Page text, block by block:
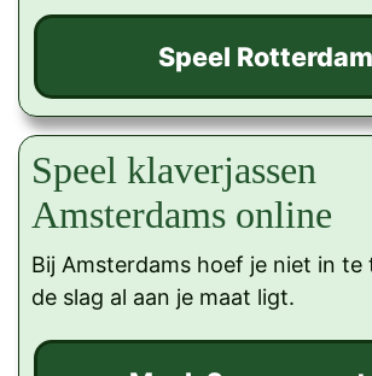
Speel klaverjassen
Amsterdams online
Bij Amsterdams hoef je niet in te
de slag al aan je maat ligt.